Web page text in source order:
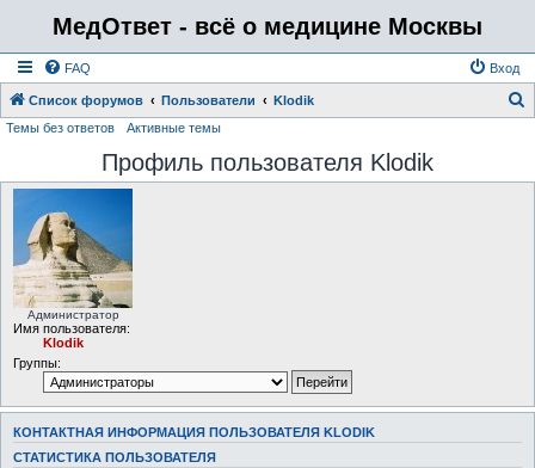
МедОтвет - всё о медицине Москвы
FAQ Вход
Список форумов Пользователи Klodik
с
Темы без ответов Активные темы
Профиль пользователя Klodik
Администратор
Имя пользователя:
Klodik
Группы:
КОНТАКТНАЯ ИНФОРМАЦИЯ ПОЛЬЗОВАТЕЛЯ KLODIK
СТАТИСТИКА ПОЛЬЗОВАТЕЛЯ